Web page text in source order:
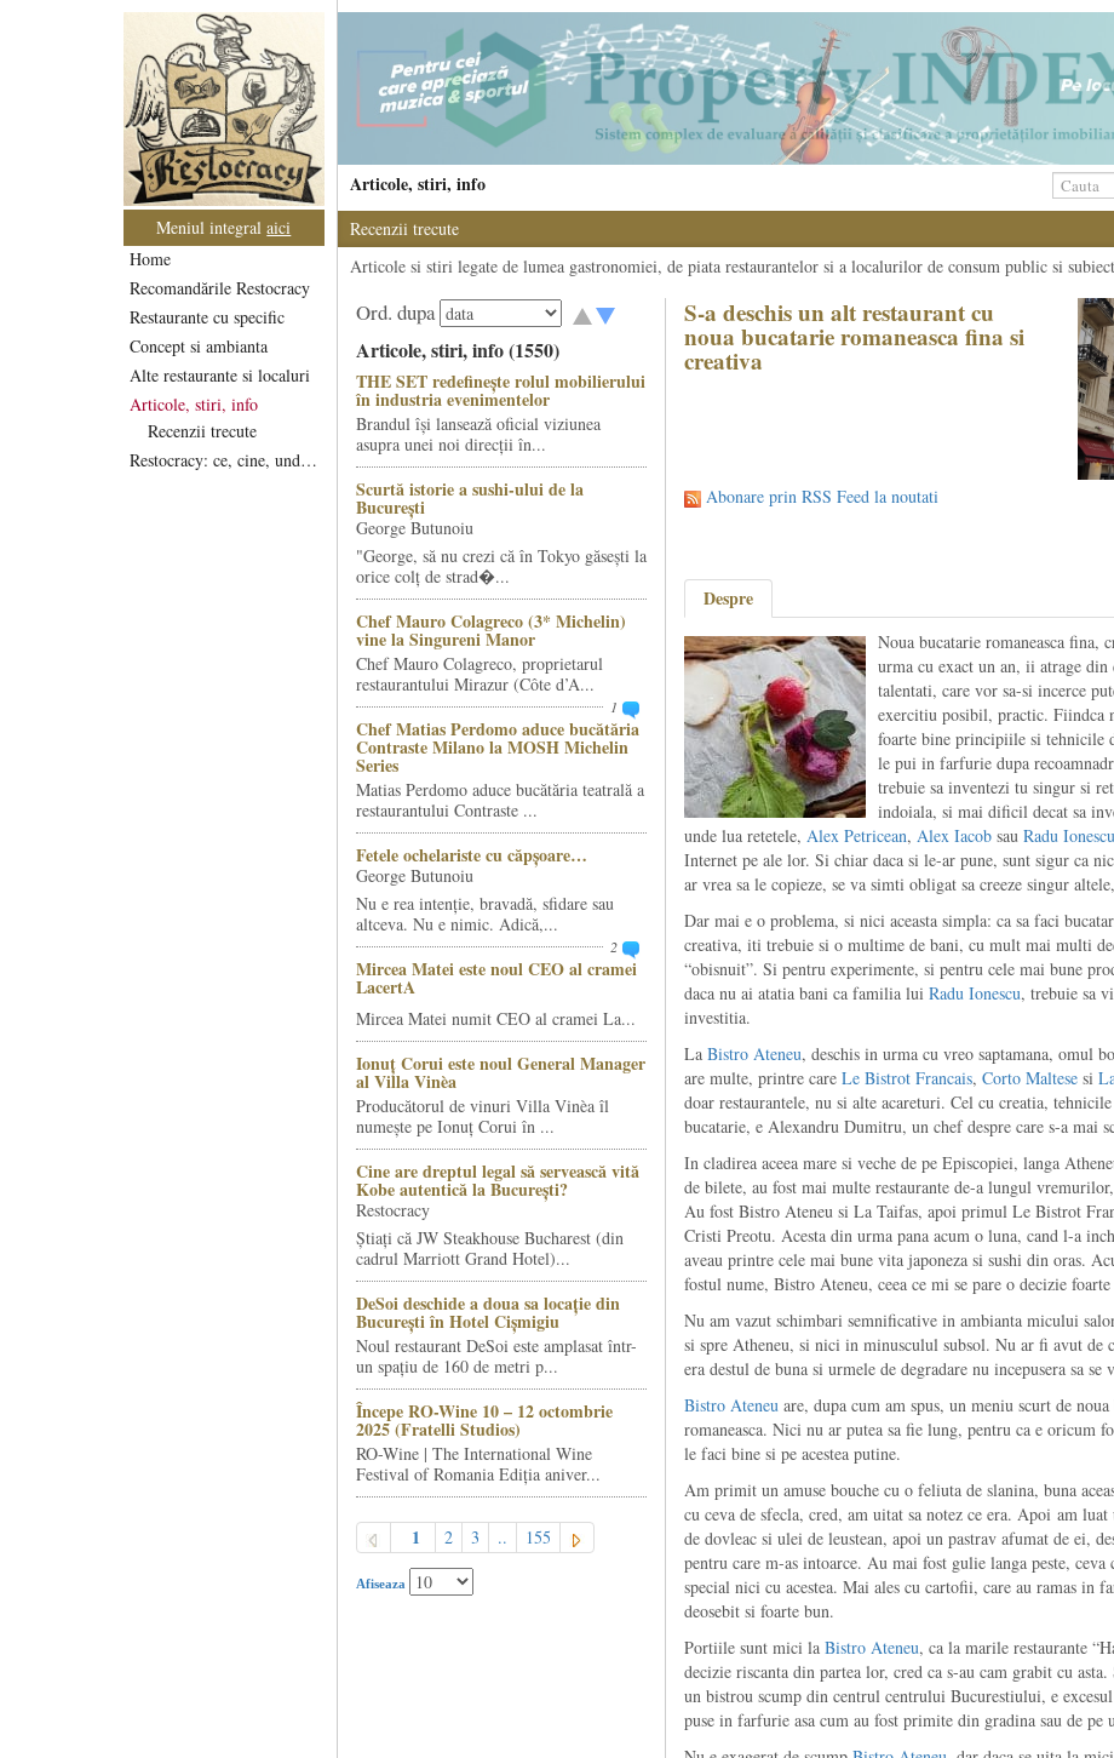
Meniul integralaici
Home
Recomandările Restocracy
Restaurante cu specific
Concept si ambianta
Alte restaurante si localuri
Articole, stiri, info
Recenzii trecute
Restocracy: ce, cine, unde...
Articole, stiri, info
Recenzii trecute
Articole si stiri legate de lumea gastronomiei, de piata restaurantelor si a localurilor de consum public si
Ord. dupa
Articole, stiri, info (1550)
THE SET redefinește rolul mobilierului
în industria evenimentelor
Brandul își lansează oficial viziunea
asupra unei noi direcții în...
Scurtă istorie a sushi-ului de la
București
George Butunoiu
"George, să nu crezi că în Tokyo găsești la
orice colț de strad�...
Chef Mauro Colagreco (3* Michelin)
vine la Singureni Manor
Chef Mauro Colagreco, proprietarul
restaurantului Mirazur (Côte d’A...
1
Chef Matias Perdomo aduce bucătăria
Contraste Milano la MOSH Michelin
Series
Matias Perdomo aduce bucătăria teatrală a
restaurantului Contraste ...
Fetele ochelariste cu căpșoare…
George Butunoiu
Nu e rea intenție, bravadă, sfidare sau
altceva. Nu e nimic. Adică,...
2
Mircea Matei este noul CEO al cramei
LacertA
Mircea Matei numit CEO al cramei La...
Ionuț Corui este noul General Manager
al Villa Vinèa
Producătorul de vinuri Villa Vinèa îl
numește pe Ionuț Corui în ...
Cine are dreptul legal să servească vită
Kobe autentică la București?
Restocracy
Știați că JW Steakhouse Bucharest (din
cadrul Marriott Grand Hotel)...
DeSoi deschide a doua sa locație din
București în Hotel Cișmigiu
Noul restaurant DeSoi este amplasat într-
un spațiu de 160 de metri p...
Începe RO-Wine 10 – 12 octombrie
2025 (Fratelli Studios)
RO-Wine | The International Wine
Festival of Romania Ediția aniver...
1 2 3 .. 155
Afiseaza
S-a deschis un alt restaurant cu
noua bucatarie romaneasca fina si
creativa
Abonare prin RSS Feed la noutati
Despre
Noua bucatarie romaneasca fina,
urma cu exact un an, ii atrage
talentati, care vor sa-si incerce
exercitiu posibil, practic. Fiindca
foarte bine principiile si tehnicile
le pui in farfurie dupa
trebuie sa inventezi tu singur si
indoiala, si mai dificil decat sa
unde lua retetele, Alex Petricean, Alex Iacobsau Radu Ionescu
Internet pe ale lor. Si chiar daca si le-ar pune, sunt sigur ca
ar vrea sa le copieze, se va simti obligat sa creeze singur
Dar mai e o problema, si nici aceasta simpla: ca sa faci
creativa, iti trebuie si o multime de bani, cu mult mai multi
“obisnuit”. Si pentru experimente, si pentru cele mai bune
daca nu ai atatia bani ca familia lui Radu Ionescu, trebuie sa
investitia.
La Bistro Ateneu, deschis in urma cu vreo saptamana, omul
are multe, printre care Le Bistrot Francais, Corto Maltesesi
doar restaurantele, nu si alte acareturi. Cel cu creatia,
bucatarie, e Alexandru Dumitru, un chef despre care s-a mai
In cladirea aceea mare si veche de pe Episcopiei, langa
de bilete, au fost mai multe restaurante de-a lungul
Au fost Bistro Ateneu si La Taifas, apoi primul Le Bistrot
Cristi Preotu. Acesta din urma pana acum o luna, cand l-a
aveau printre cele mai bune vita japoneza si sushi din oras.
fostul nume, Bistro Ateneu, ceea ce mi se pare o decizie
Nu am vazut schimbari semnificative in ambianta micului
si spre Atheneu, si nici in minusculul subsol. Nu ar fi avut de
era destul de buna si urmele de degradare nu incepusera sa se
Bistro Ateneuare, dupa cum am spus, un meniu scurt de
romaneasca. Nici nu ar putea sa fie lung, pentru ca e oricum
le faci bine si pe acestea putine.
Am primit un amuse bouche cu o feliuta de slanina, buna
cu ceva de sfecla, cred, am uitat sa notez ce era. Apoi am luat
de dovleac si ulei de leustean, apoi un pastrav afumat de ei,
pentru care m-as intoarce. Au mai fost gulie langa peste,
special nici cu acestea. Mai ales cu cartofii, care au ramas in
deosebit si foarte bun.
Portiile sunt mici la Bistro Ateneu, ca la marile restaurante
decizie riscanta din partea lor, cred ca s-au cam grabit cu
un bistrou scump din centrul centrului Bucurestiului, e
puse in farfurie asa cum au fost primite din gradina sau de pe